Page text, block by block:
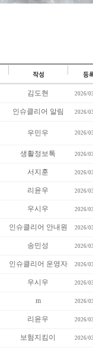
김도현 2026/
인슈클리어 알림 2026/
우민우 2026/
생활정보톡 2026/
서지훈 2026/
리윤우 2026/
우시우 2026/
인슈클리어 안내원 2026/
송민성 2026/
인슈클리어 운영자 2026/
우시우 2026/
m 2026/
리윤우 2026/
보험지킴이 2026/